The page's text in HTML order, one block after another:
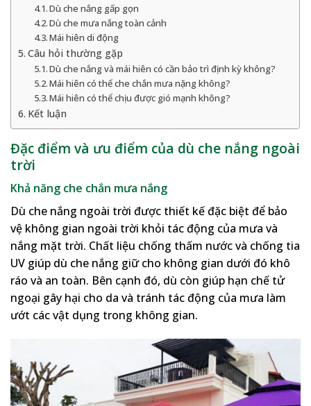
Dù che nắng gấp gọn
Dù che mưa nắng toàn cảnh
Mái hiên di động
Câu hỏi thường gặp
Dù che nắng và mái hiên có cần bảo trì định kỳ không?
Mái hiên có thể che chắn mưa nặng không?
Mái hiên có thể chịu được gió mạnh không?
Kết luận
Đặc điểm và ưu điểm của dù che nắng ngoài
trời
Khả năng che chắn mưa nắng
Dù che nắng ngoài trời được thiết kế đặc biệt để bảo
vệ không gian ngoài trời khỏi tác động của mưa và
nắng mặt trời. Chất liệu chống thấm nước và chống tia
UV giúp dù che nắng giữ cho không gian dưới đó khô
ráo và an toàn. Bên cạnh đó, dù còn giúp hạn chế tử
ngoại gây hại cho da và tránh tác động của mưa làm
ướt các vật dụng trong không gian.